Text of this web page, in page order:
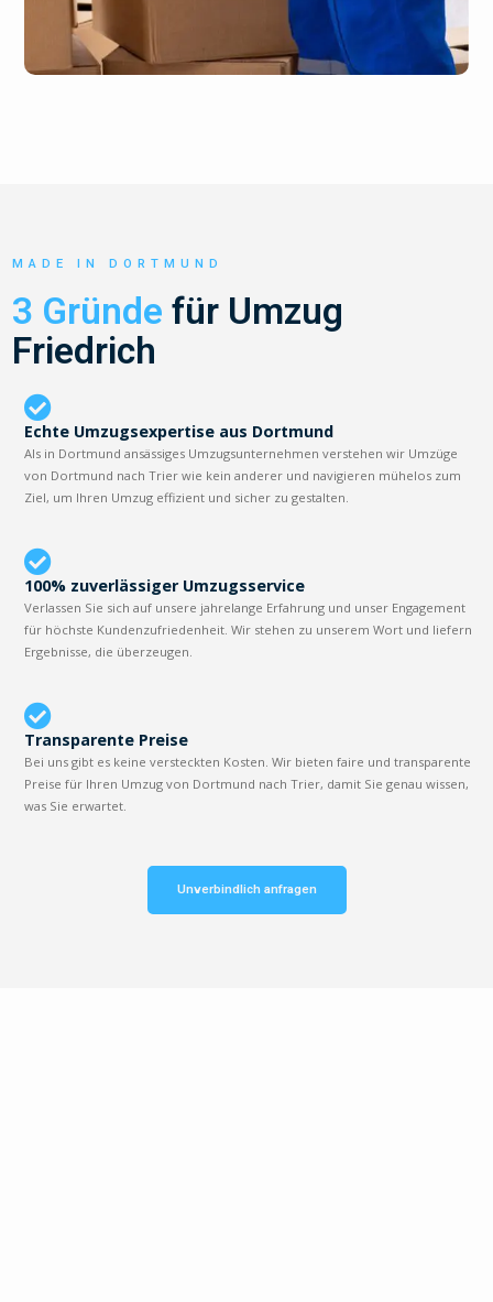
MADE IN DORTMUND
3 Gründe für Umzug
Friedrich
Echte Umzugsexpertise aus Dortmund
Als in Dortmund ansässiges Umzugsunternehmen verstehen wir Umzüge
von Dortmund nach Trier wie kein anderer und navigieren mühelos zum
Ziel, um Ihren Umzug effizient und sicher zu gestalten.
100% zuverlässiger Umzugsservice
Verlassen Sie sich auf unsere jahrelange Erfahrung und unser Engagement
für höchste Kundenzufriedenheit. Wir stehen zu unserem Wort und liefern
Ergebnisse, die überzeugen.
Transparente Preise
Bei uns gibt es keine versteckten Kosten. Wir bieten faire und transparente
Preise für Ihren Umzug von Dortmund nach Trier, damit Sie genau wissen,
was Sie erwartet.
Unverbindlich anfragen